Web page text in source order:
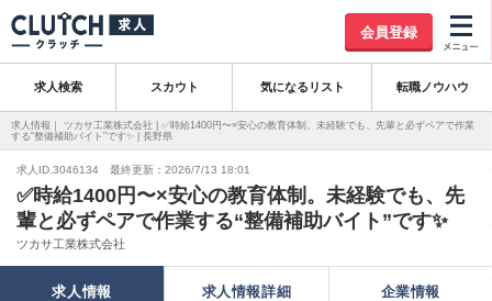
会員登録
求人検索 スカウト 気になるリスト 転職ノウハウ
求人情報｜ ツカサ工業株式会社 | ✅時給1400円〜×安心の教育体制。未経験でも、先輩と必ずペアで作業
する“整備補助バイト”です✨ | 長野県
求人ID.3046134 最終更新：2026/7/13 18:01
✅時給1400円〜×安心の教育体制。未経験でも、先
輩と必ずペアで作業する“整備補助バイト”です✨
ツカサ工業株式会社
求人情報 求人情報詳細 企業情報